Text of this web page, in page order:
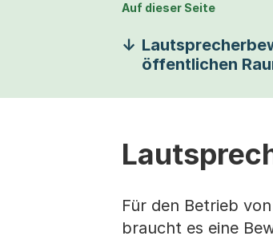
Auf dieser Seite
öffentlichen
Für den Betrieb
braucht es eine